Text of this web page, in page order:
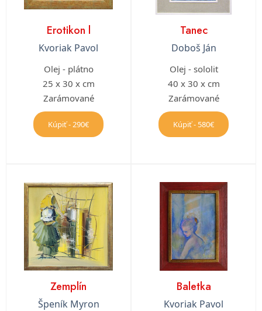
Erotikon l
Kvoriak Pavol
Olej - plátno
25 x 30 x cm
Zarámované
Kúpiť - 290€
Tanec
Doboš Ján
Olej - sololit
40 x 30 x cm
Zarámované
Kúpiť - 580€
Zemplín
Špeník Myron
Baletka
Kvoriak Pavol